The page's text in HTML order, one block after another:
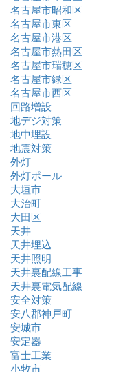
名古屋市昭和区
名古屋市東区
名古屋市港区
名古屋市熱田区
名古屋市瑞穂区
名古屋市緑区
名古屋市西区
回路増設
地デジ対策
地中埋設
地震対策
外灯
外灯ポール
大垣市
大治町
大田区
天井
天井埋込
天井照明
天井裏配線工事
天井裏電気配線
安全対策
安八郡神戸町
安城市
安定器
富士工業
小牧市